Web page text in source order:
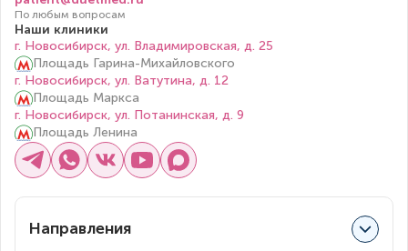
По любым вопросам
Наши клиники
г. Новосибирск, ул. Владимировская, д. 25
Площадь Гарина-Михайловского
г. Новосибирск, ул. Ватутина, д. 12
Площадь Маркса
г. Новосибирск, ул. Потанинская, д. 9
Площадь Ленина
Направления